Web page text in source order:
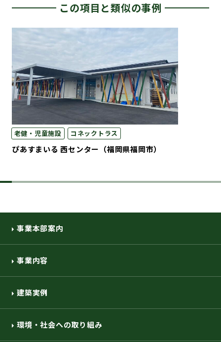
この項目と類似の事例
老健・児童施設 コネックトラス
ぴあすまいる 西センター（福岡県福岡市）
事業本部案内
事業内容
建築実例
環境・社会への取り組み